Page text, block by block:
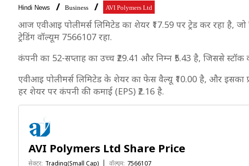
Hindi News Business AVI Polymers Ltd
आज एवीआइ पोलीमर्स लिमिटेड का शेयर ₹17.59 पर ट्रेड कर रहा है,
ट्रेडिंग वॉल्यूम 7566107 रहा.
कंपनी का 52-सप्ताह का उच्च ₹29.41 और निम्न ₹5.43 है, जिससे
एवीआइ पोलीमर्स लिमिटेड के शेयर का फेस वैल्यू ₹10.00 है, और इसका
हर शेयर पर कंपनी की कमाई (EPS) ₹2.16 है.
AVI Polymers Ltd Share Price
सेक्टर: Trading(Small Cap) वॉल्यूम: 7566107